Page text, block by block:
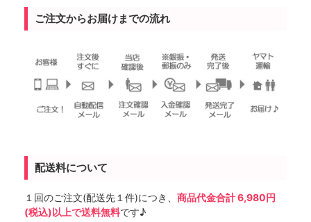
ご注文からお届けまでの流れ
配送料について
１回のご注文(配送先１件)につき、 商品代金合計 6,980円
(税込)以上で送料無料です♪